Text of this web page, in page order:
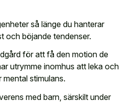
så länge du hanterar
och böjande tendenser.
för att få den motion de
utrymme inomhus att leka och
stimulans.
med barn, särskilt under